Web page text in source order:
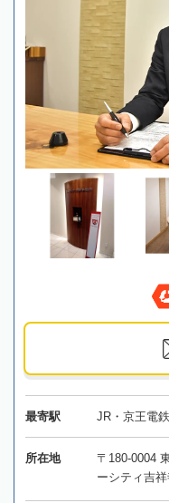
最寄駅 JR・京王電
所在地
〒180-0004
ーシティ吉